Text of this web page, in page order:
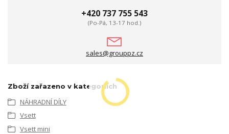
+420 737 755 543
(Po-Pá, 13-17 hod.)
sales@grouppz.cz
Zboží zařazeno v kategoriích
NÁHRADNÍ DÍLY
Vsett
Vsett mini